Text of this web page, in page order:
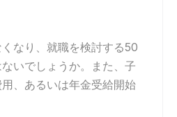
なり、就職を検討する50
いでしょうか。また、子
、あるいは年金受給開始